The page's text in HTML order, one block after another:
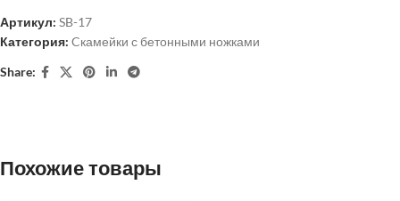
Артикул: SB-17
Категория: Cкамейки с бетонными ножками
Share:
Похожие товары